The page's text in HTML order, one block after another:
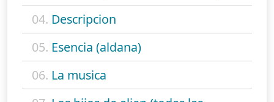
04. Descripcion
05. Esencia (aldana)
06. La musica